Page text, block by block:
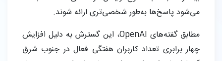
می‌شود پاسخ‌ها به‌طور شخصی‌تری ارائه شوند.
مطابق گفته‌های OpenAI، این گسترش به دلیل افزایش
چهار برابری تعداد کاربران هفتگی فعال در جنوب شرق